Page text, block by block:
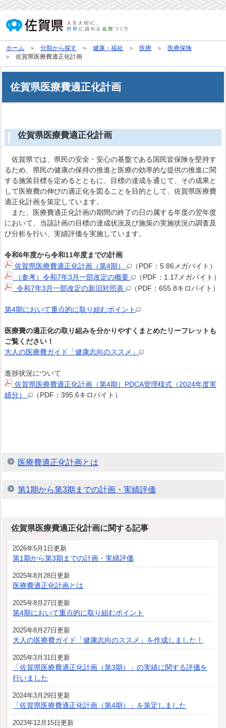
ホーム 分類から探す 健康・福祉 医療
医療保険
佐賀県医療費適正化計画
佐賀県医療費適正化計画
佐賀県医療費適正化計画
佐賀県では、県民の安全・安心の基盤である国民皆保険を堅持す
るため、県民の健康の保持の推進と医療の効率的な提供の推進に関
する施策目標を定めるとともに、目標の達成を通じて、その成果と
して医療費の伸びの適正化を図ることを目的として、佐賀県医療費
適正化計画を策定しています。
また、医療費適正化計画の期間の終了の日の属する年度の翌年度
において、当該計画の目標の達成状況及び施策の実施状況の調査及
び分析を行い、実績評価を実施しています。
令和6年度から令和11年度までの計画
佐賀県医療費適正化計画（第4期）
（PDF：5.86メガバイト）
（参考）令和7年3月一部改定の概要
（PDF：1.17メガバイト）
令和7年3月一部改定の新旧対照表
（PDF：655.8キロバイト）
第4期において重点的に取り組むポイント
医療費の適正化の取り組みを分かりやすくまとめたリーフレットも
ご覧ください！
大人の医療費ガイド「健康志向のススメ」
進捗状況について
佐賀県医療費適正化計画（第4期）PDCA管理様式（2024年度実
績分）
（PDF：395.6キロバイト）
医療費適正化計画とは
第1期から第3期までの計画・実績評価
佐賀県医療費適正化計画に関する記事
2026年5月1日更新
第1期から第3期までの計画・実績評価
2025年8月28日更新
医療費適正化計画とは
2025年8月27日更新
第4期において重点的に取り組むポイント
2025年8月27日更新
大人の医療費ガイド「健康志向のススメ」を作成しました！
2025年3月31日更新
「佐賀県医療費適正化計画（第3期）」の実績に関する評価を
行いました
2024年3月29日更新
「佐賀県医療費適正化計画（第4期）」を策定しました
2023年12月15日更新